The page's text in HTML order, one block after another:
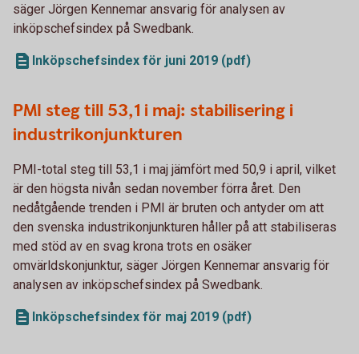
säger Jörgen Kennemar ansvarig för analysen av
inköpschefsindex på Swedbank.
Inköpschefsindex för juni 2019 (pdf)
PMI steg till 53,1 i maj: stabilisering i
industrikonjunkturen
PMI-total steg till 53,1 i maj jämfört med 50,9 i april, vilket
är den högsta nivån sedan november förra året. Den
nedåtgående trenden i PMI är bruten och antyder om att
den svenska industrikonjunkturen håller på att stabiliseras
med stöd av en svag krona trots en osäker
omvärldskonjunktur, säger Jörgen Kennemar ansvarig för
analysen av inköpschefsindex på Swedbank.
Inköpschefsindex för maj 2019 (pdf)